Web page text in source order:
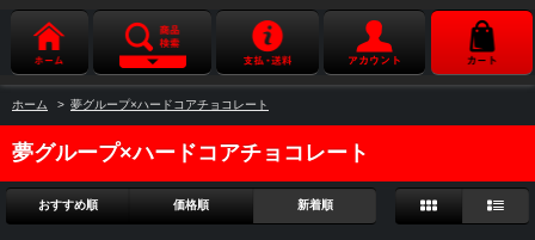
ホーム > 夢グループ×ハードコアチョコレート
夢グループ×ハードコアチョコレート
おすすめ順 価格順 新着順